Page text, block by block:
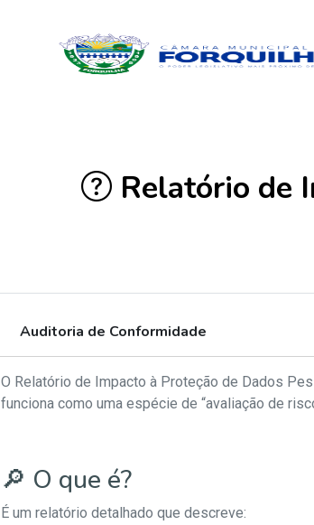
Relatório de
Auditoria de Conformidade
O Relatório de Impacto à Proteção de Dados
funciona como uma espécie de “avaliação de
🔎 O que é?
É um relatório detalhado que descreve: